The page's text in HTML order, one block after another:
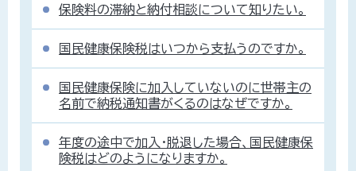
保険料の滞納と納付相談について知りたい。
国民健康保険税はいつから支払うのですか。
国民健康保険に加入していないのに世帯主の
名前で納税通知書がくるのはなぜですか。
年度の途中で加入・脱退した場合、国民健康保
険税はどのようになりますか。